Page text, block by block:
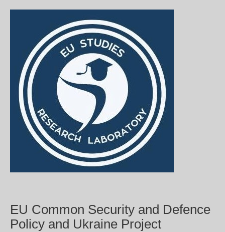
EU Common Security and Defence
Policy and Ukraine Project